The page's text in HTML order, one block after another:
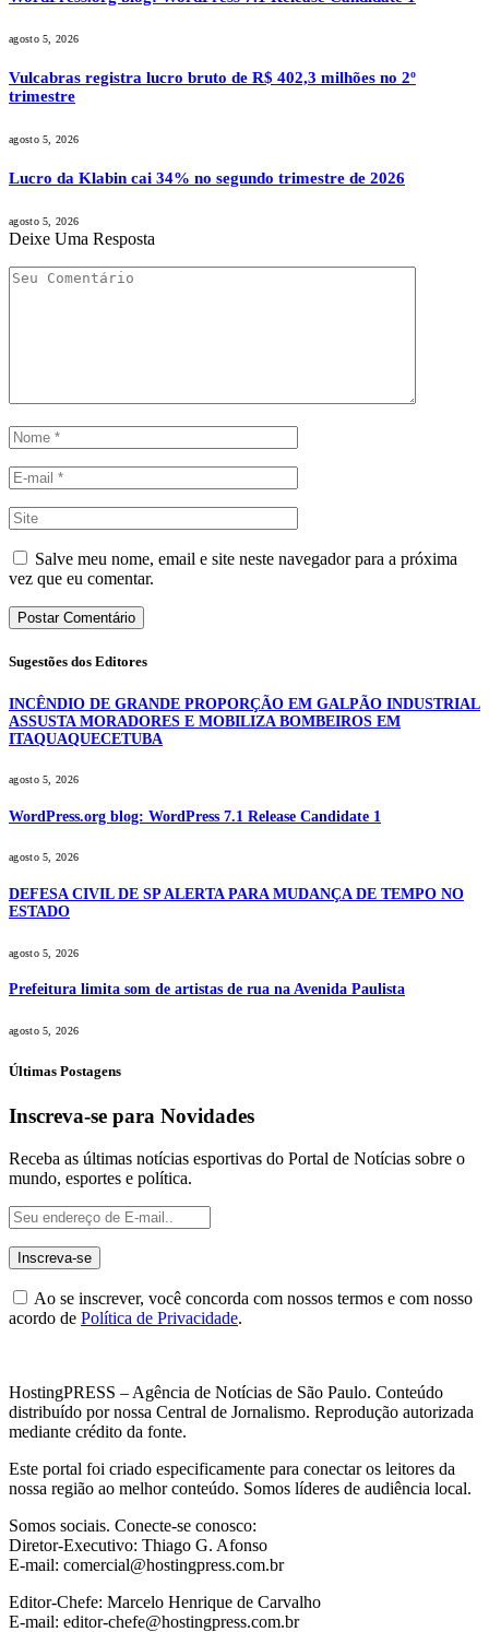
agosto 5, 2026
Vulcabras registra lucro bruto de R$ 402,3 milhões no 2º
trimestre
agosto 5, 2026
Lucro da Klabin cai 34% no segundo trimestre de 2026
agosto 5, 2026
Deixe Uma Resposta
Salve meu nome, email e site neste navegador para a próxima
vez que eu comentar.
Sugestões dos Editores
INCÊNDIO DE GRANDE PROPORÇÃO EM GALPÃO INDUSTRIAL
ASSUSTA MORADORES E MOBILIZA BOMBEIROS EM
ITAQUAQUECETUBA
agosto 5, 2026
WordPress.org blog: WordPress 7.1 Release Candidate 1
agosto 5, 2026
DEFESA CIVIL DE SP ALERTA PARA MUDANÇA DE TEMPO NO
ESTADO
agosto 5, 2026
Prefeitura limita som de artistas de rua na Avenida Paulista
agosto 5, 2026
Últimas Postagens
Inscreva-se para Novidades
Receba as últimas notícias esportivas do Portal de Notícias sobre o
mundo, esportes e política.
Ao se inscrever, você concorda com nossos termos e com nosso
acordo de Política de Privacidade.
HostingPRESS – Agência de Notícias de São Paulo. Conteúdo
distribuído por nossa Central de Jornalismo. Reprodução autorizada
mediante crédito da fonte.
Este portal foi criado especificamente para conectar os leitores da
nossa região ao melhor conteúdo. Somos líderes de audiência local.
Somos sociais. Conecte-se conosco:
Diretor-Executivo: Thiago G. Afonso
E-mail: comercial@hostingpress.com.br
Editor-Chefe: Marcelo Henrique de Carvalho
E-mail: editor-chefe@hostingpress.com.br